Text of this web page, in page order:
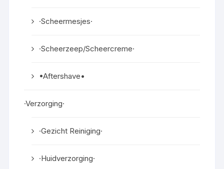
·Scheermesjes·
·Scheerzeep/Scheercreme·
•Aftershave•
·Verzorging·
·Gezicht Reiniging·
·Huidverzorging·